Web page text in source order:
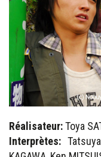
Réalisateur:Toya
Interprètes: